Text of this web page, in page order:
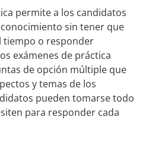
permite a los candidatos
sin tener que
tiempo o responder
exámenes de práctica
de opción múltiple que
y temas de los
pueden tomarse todo
para responder cada